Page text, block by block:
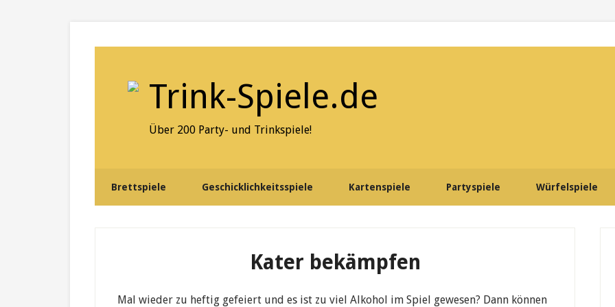
Trink-Spiele.de
Über 200 Party- und Trinkspiele!
Brettspiele Geschicklichkeitsspiele Kartenspiele Partyspiele Würfelspiele
Kater bekämpfen
Mal wieder zu heftig gefeiert und es ist zu viel Alkohol im Spiel gewesen? Dann können